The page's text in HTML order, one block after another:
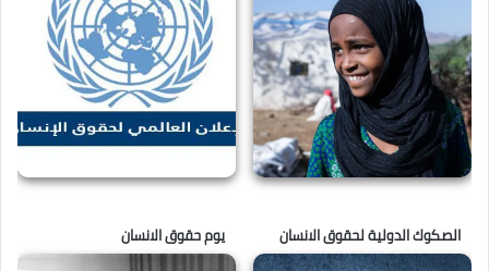
الصكوك الدولية لحقوق الانسان يوم حقوق الانسان